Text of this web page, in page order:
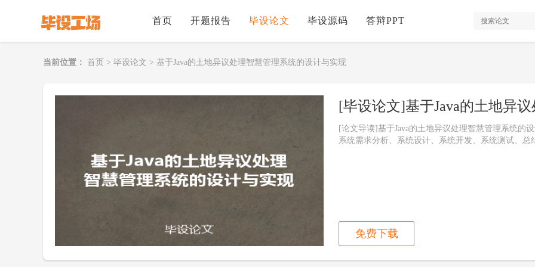
首页 开题报告 毕设论文 毕设源码 答辩PPT
当前位置： 首页 > 毕设论文 > 基于Java的土地异议处理智慧管理系统的设计与实现
[毕设论文]基于Java的土地异
[论文导读]基于Java的土地异议处理智慧管理系统的
系统需求分析、系统设计、系统开发、系统测试、总
免费下载